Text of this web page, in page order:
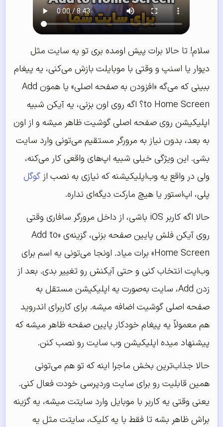
سلام! تا حالا برات پیش اومده بری تو یه سایت مثل
دیوار یا اسنپ و وقتی با موبایلت بازش می‌کنی، یه پیغام
ببینی که می‌گه «افزودن به صفحه اصلی» یا همون Add
to Home Screen؟ اگه روی اون بزنی، یه آیکن شبیه
اپلیکیشن روی صفحه اصلی گوشیت ظاهر میشه و از اون
به بعد، بدون نیاز به مرورگر مستقیم می‌تونی وارد سایت
بشی. این ویژگی خیلی شبیه اپ‌های واقعی کار می‌کنه،
ولی در واقع یه وب‌اپلیکیشنه که نیازی به نصب از گوگل
پلی، اپ‌استور یا هیچ مارکت دیگه‌ای نداره.
حالا اگه کاربر iOS باشی، از داخل مرورگر سافاری وقتی
روی آیکن فلش پایین صفحه بزنی، گزینه‌ی «Add to
Home Screen» برات میاد. اونجا می‌تونی یه اسم برای
وب‌اپت انتخاب کنی و حتی آیکنش رو تغییر بدی. بعد از
زدن Add، سایت به‌صورت یه اپلیکیشن مستقل به
صفحه اصلی گوشیت اضافه میشه. برای کاربرای اندروید
هم معمولاً یه پیغام خودکار پایین صفحه ظاهر میشه که
پیشنهاد میده اپلیکیشن وب سایت رو نصب کنن.
حالا جذاب‌ترین بخش ماجرا اینه که تو هم می‌تونی
همین قابلیت رو برای سایت وردپرسی خودت فعال کنی.
یعنی وقتی یه کاربر با موبایل وارد سایتت میشه، یه گزینه
براش ظاهر بشه تا فقط با یه کلیک، سایتت مثل یه